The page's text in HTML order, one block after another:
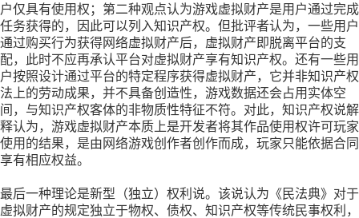
户仅具有使用权；第二种观点认为游戏虚拟财产是用户通过完成
任务获得的，因此可以列入知识产权。但批评者认为，一些用户
通过购买行为获得网络虚拟财产后，虚拟财产即脱离平台的支
配，此时不应再承认平台对虚拟财产享有知识产权。还有一些用
户按照设计通过平台的特定程序获得虚拟财产，它并非知识产权
法上的劳动成果，并不具备创造性，游戏数据还会占用实体空
间，与知识产权客体的非物质性特征不符。对此，知识产权说解
释认为，游戏虚拟财产本质上是开发者将其作品使用权许可玩家
使用的结果，是由网络游戏创作者创作而成，玩家只能依据合同
享有相应权益。
最后一种理论是新型（独立）权利说。该说认为《民法典》对于
虚拟财产的规定独立于物权、债权、知识产权等传统民事权利，